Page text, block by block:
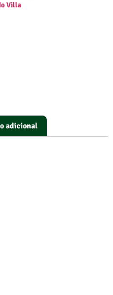
Villa
adicional